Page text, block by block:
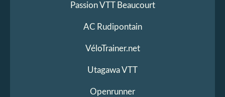
Passion VTT Beaucourt
AC Rudipontain
VéloTrainer.net
Utagawa VTT
Openrunner